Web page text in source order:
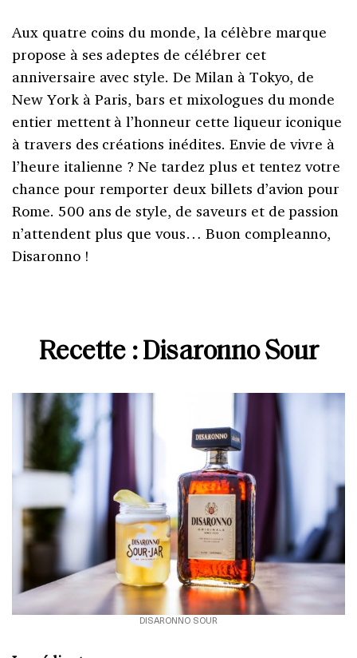
Aux quatre coins du monde, la célèbre marque
propose à ses adeptes de célébrer cet
anniversaire avec style. De Milan à Tokyo, de
New York à Paris, bars et mixologues du monde
entier mettent à l’honneur cette liqueur iconique
à travers des créations inédites. Envie de vivre à
l’heure italienne ? Ne tardez plus et tentez votre
chance pour remporter deux billets d’avion pour
Rome. 500 ans de style, de saveurs et de passion
n’attendent plus que vous… Buon compleanno,
Disaronno !
Recette : Disaronno Sour
DISARONNO SOUR